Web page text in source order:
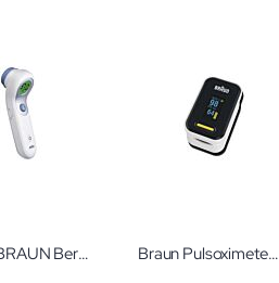
Braun BRAUN Berührungsfreies Stirnthermometer BNT300 Thermometer touchless für Kinder Braun Pulsoximeter 1 Sauerstoffmessgerät